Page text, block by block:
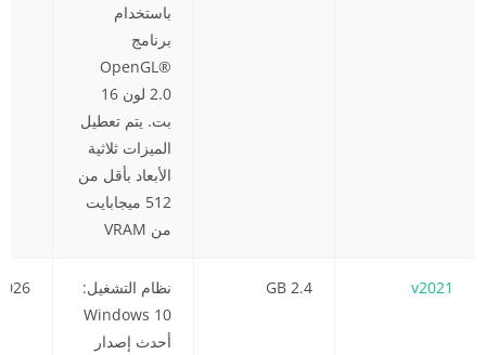
باستخدام
برنامج
OpenGL®
2.0 لون 16
بت. يتم تعطيل
الميزات ثلاثية
الأبعاد بأقل من
512 ميجابايت
من VRAM
v2021
2.4 GB
نظام التشغيل:
Windows 10
أحدث إصدار